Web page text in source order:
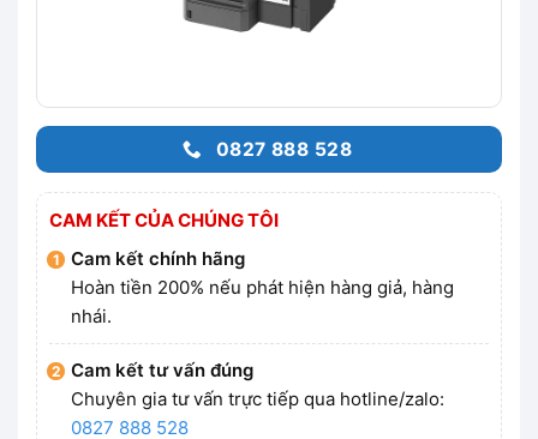
0827 888 528
CAM KẾT CỦA CHÚNG TÔI
Cam kết chính hãng
Hoàn tiền 200% nếu phát hiện hàng giả, hàng
nhái.
Cam kết tư vấn đúng
Chuyên gia tư vấn trực tiếp qua hotline/zalo:
0827 888 528